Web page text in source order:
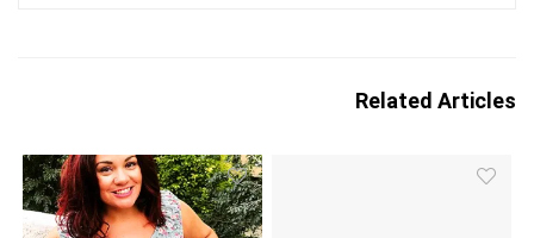
Related Articles